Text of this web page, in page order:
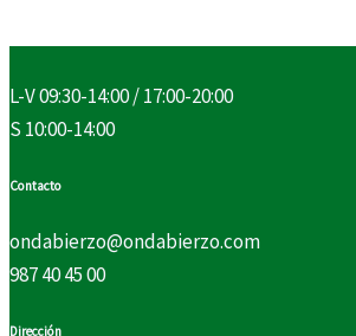
L-V 09:30-14:00 / 17:00-20:00
S 10:00-14:00
Contacto
ondabierzo@ondabierzo.com
987 40 45 00
Dirección